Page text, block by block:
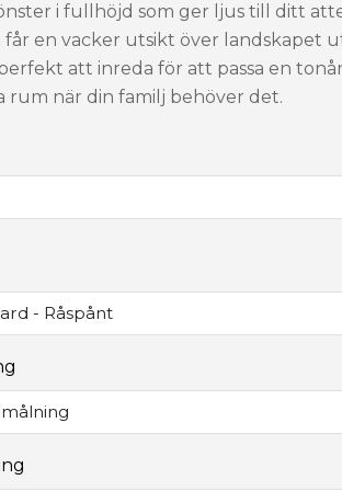
i fullhöjd som ger ljus till ditt
får en vacker utsikt över landskapet
att inreda för att passa en
rum när din familj behöver det.
+15,625 kr
Pärlspont obehandlad Vägg - Tak
- Råspånt
Standard - Råspånt